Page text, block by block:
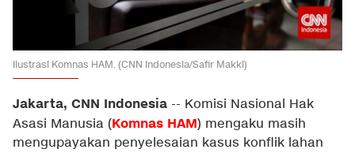
Ilustrasi Komnas HAM. (CNN Indonesia/Safir Makki)
Jakarta, CNN Indonesia -- Komisi Nasional Hak
Asasi Manusia (Komnas HAM) mengaku masih
mengupayakan penyelesaian kasus konflik lahan